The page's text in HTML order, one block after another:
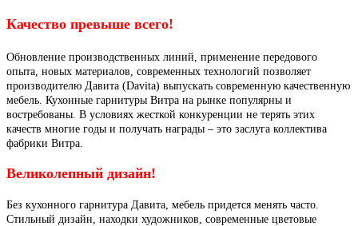
Качество превыше всего!
Обновление производственных линий, применение передового
опыта, новых материалов, современных технологий позволяет
производителю Давита (Davita) выпускать современную качественную
мебель. Кухонные гарнитуры Витра на рынке популярны и
востребованы. В условиях жесткой конкуренции не терять этих
качеств многие годы и получать награды – это заслуга коллектива
фабрики Витра.
Великолепный дизайн!
Без кухонного гарнитура Давита, мебель придется менять часто.
Стильный дизайн, находки художников, современные цветовые